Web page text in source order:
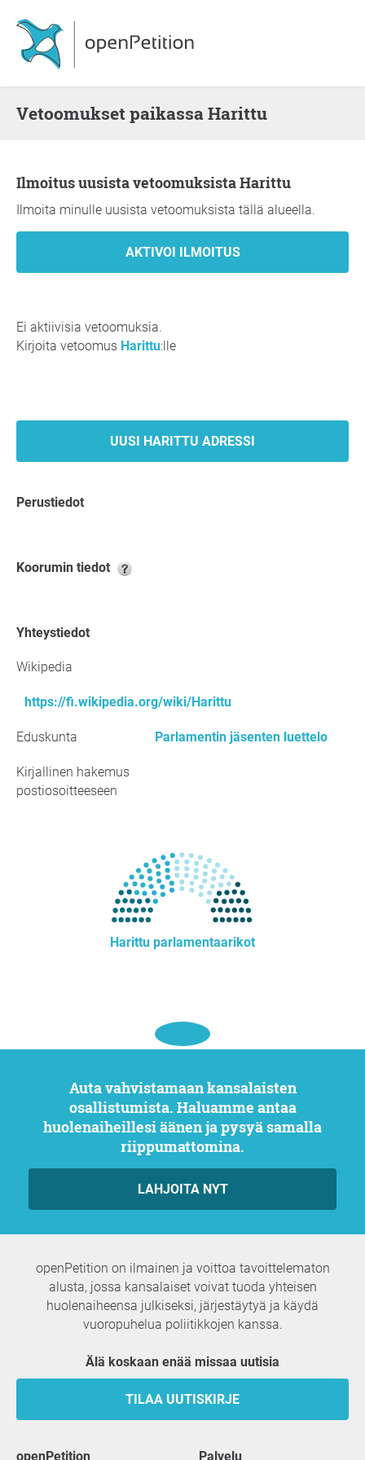
Vetoomukset paikassa Harittu
Ilmoitus uusista vetoomuksista Harittu
Ilmoita minulle uusista vetoomuksista tällä alueella.
Ei aktiivisia vetoomuksia.
Kirjoita vetoomus Harittu:lle
UUSI HARITTU ADRESSI
Perustiedot
Koorumin tiedot
Yhteystiedot
Wikipedia
https://fi.wikipedia.org/wiki/Harittu
Eduskunta Parlamentin jäsenten luettelo
Kirjallinen hakemus
postiosoitteeseen
Harittu parlamentaarikot
Auta vahvistamaan kansalaisten
osallistumista. Haluamme antaa
huolenaiheillesi äänen ja pysyä samalla
riippumattomina.
LAHJOITA NYT
openPetition on ilmainen ja voittoa tavoittelematon
alusta, jossa kansalaiset voivat tuoda yhteisen
huolenaiheensa julkiseksi, järjestäytyä ja käydä
vuoropuhelua poliitikkojen kanssa.
Älä koskaan enää missaa uutisia
TILAA UUTISKIRJE
openPetition palvelu